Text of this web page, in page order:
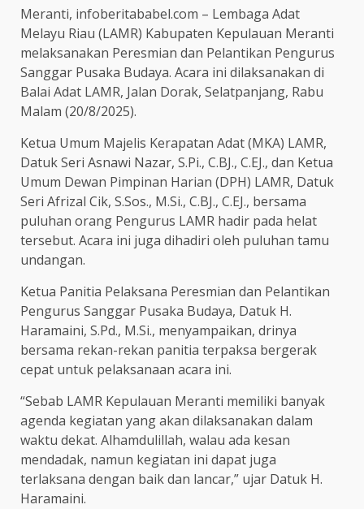
Meranti, infoberitababel.com – Lembaga Adat
Melayu Riau (LAMR) Kabupaten Kepulauan Meranti
melaksanakan Peresmian dan Pelantikan Pengurus
Sanggar Pusaka Budaya. Acara ini dilaksanakan di
Balai Adat LAMR, Jalan Dorak, Selatpanjang, Rabu
Malam (20/8/2025).
Ketua Umum Majelis Kerapatan Adat (MKA) LAMR,
Datuk Seri Asnawi Nazar, S.Pi., C.BJ., C.EJ., dan Ketua
Umum Dewan Pimpinan Harian (DPH) LAMR, Datuk
Seri Afrizal Cik, S.Sos., M.Si., C.BJ., C.EJ., bersama
puluhan orang Pengurus LAMR hadir pada helat
tersebut. Acara ini juga dihadiri oleh puluhan tamu
undangan.
Ketua Panitia Pelaksana Peresmian dan Pelantikan
Pengurus Sanggar Pusaka Budaya, Datuk H.
Haramaini, S.Pd., M.Si., menyampaikan, drinya
bersama rekan-rekan panitia terpaksa bergerak
cepat untuk pelaksanaan acara ini.
“Sebab LAMR Kepulauan Meranti memiliki banyak
agenda kegiatan yang akan dilaksanakan dalam
waktu dekat. Alhamdulillah, walau ada kesan
mendadak, namun kegiatan ini dapat juga
terlaksana dengan baik dan lancar,” ujar Datuk H.
Haramaini.